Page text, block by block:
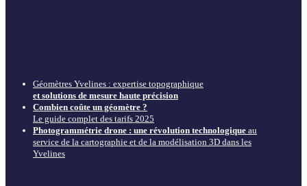
Géomètres Yvelines : expertise topographique
et solutions de mesure haute précision
Combien coûte un géomètre ?
Le guide complet des tarifs 2025
Photogrammétrie drone : une révolution technologique au
service de la cartographie et de la modélisation 3D dans les
Yvelines